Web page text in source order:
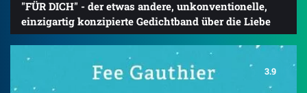
"FÜR DICH" - der etwas andere, unkonventionelle,
einzigartig konzipierte Gedichtband über die Liebe
3.9